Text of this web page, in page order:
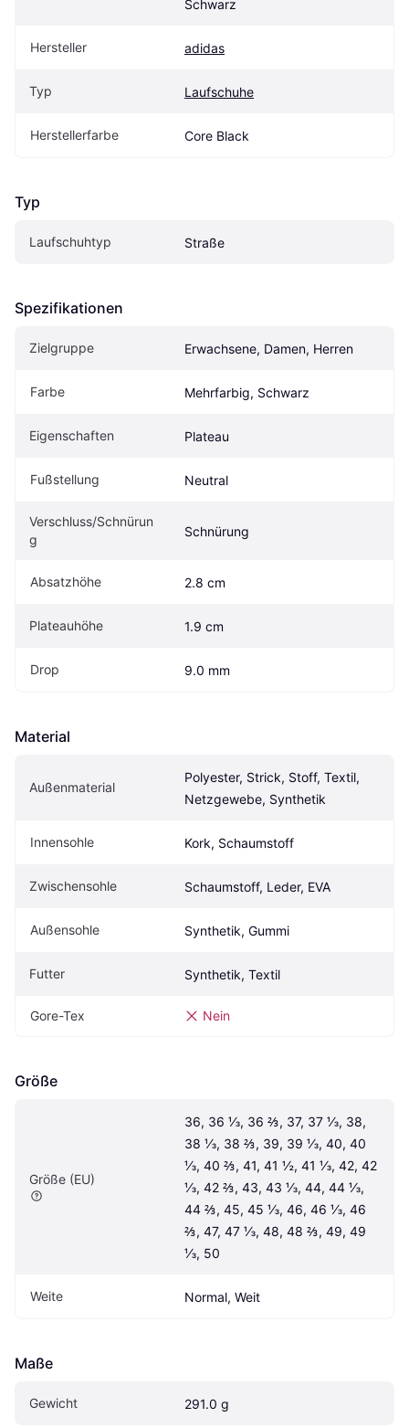
Schwarz
Hersteller adidas
Typ Laufschuhe
Herstellerfarbe Core Black
Typ
Laufschuhtyp Straße
Spezifikationen
Zielgruppe Erwachsene, Damen, Herren
Farbe Mehrfarbig, Schwarz
Eigenschaften Plateau
Fußstellung Neutral
Verschluss/Schnürun
g
Schnürung
Absatzhöhe 2.8 cm
Plateauhöhe 1.9 cm
Drop 9.0 mm
Material
Außenmaterial
Polyester, Strick, Stoff, Textil,
Netzgewebe, Synthetik
Innensohle Kork, Schaumstoff
Zwischensohle Schaumstoff, Leder, EVA
Außensohle Synthetik, Gummi
Futter Synthetik, Textil
Gore-Tex Nein
Größe
Größe (EU)
36, 36 ⅓, 36 ⅔, 37, 37 ⅓, 38,
38 ⅓, 38 ⅔, 39, 39 ⅓, 40, 40
⅓, 40 ⅔, 41, 41 ½, 41 ⅓, 42, 42
⅓, 42 ⅔, 43, 43 ⅓, 44, 44 ⅓,
44 ⅔, 45, 45 ⅓, 46, 46 ⅓, 46
⅔, 47, 47 ⅓, 48, 48 ⅔, 49, 49
⅓, 50
Weite Normal, Weit
Maße
Gewicht 291.0 g